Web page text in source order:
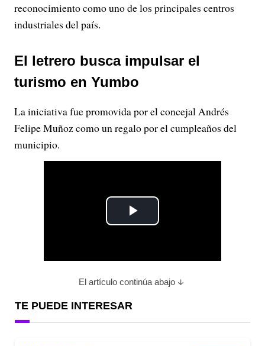
reconocimiento como uno de los principales centros
industriales del país.
El letrero busca impulsar el
turismo en Yumbo
La iniciativa fue promovida por el concejal Andrés
Felipe Muñoz como un regalo por el cumpleaños del
municipio.
P
a
El artículo continúa abajo
TE PUEDE INTERESAR